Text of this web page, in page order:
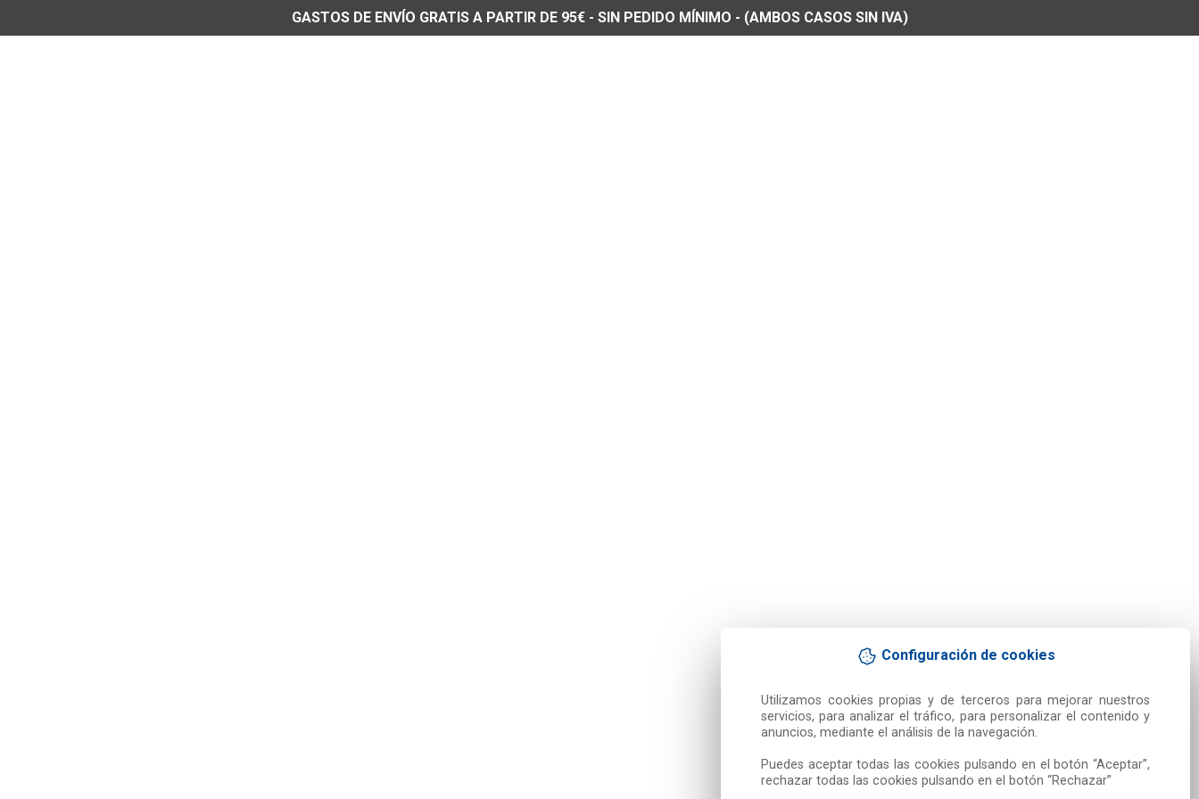
Configuración de cookies
Utilizamos cookies propias y de terceros para mejorar nuestros
servicios, para analizar el tráfico, para personalizar el contenido y
anuncios, mediante el análisis de la navegación.
Puedes aceptar todas las cookies pulsando en el botón “Aceptar”,
rechazar todas las cookies pulsando en el botón “Rechazar”
GASTOS DE ENVÍO GRATIS A PARTIR DE 95€ - SIN PEDIDO MÍNIMO - (AMBOS CASOS SIN IVA)